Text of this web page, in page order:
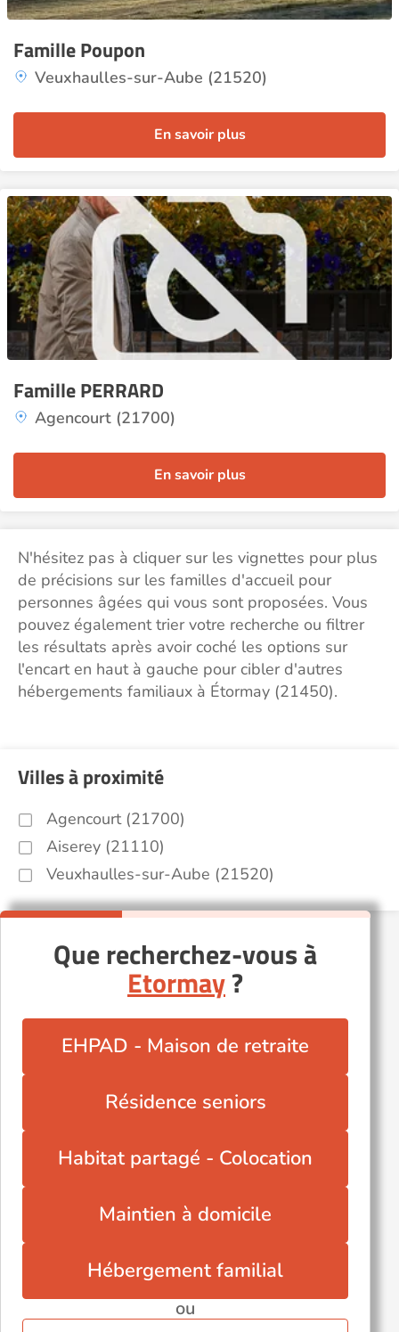
Famille Poupon
Veuxhaulles-sur-Aube (21520)
En savoir plus
Famille PERRARD
Agencourt (21700)
En savoir plus
N'hésitez pas à cliquer sur les vignettes pour plus
de précisions sur les familles d'accueil pour
personnes âgées qui vous sont proposées. Vous
pouvez également trier votre recherche ou filtrer
les résultats après avoir coché les options sur
l'encart en haut à gauche pour cibler d'autres
hébergements familiaux à Étormay (21450).
Villes à proximité
Agencourt (21700)
Aiserey (21110)
Veuxhaulles-sur-Aube (21520)
Que recherchez-vous à
Etormay?
EHPAD - Maison de retraite
Résidence seniors
Habitat partagé - Colocation
Maintien à domicile
Hébergement familial
ou